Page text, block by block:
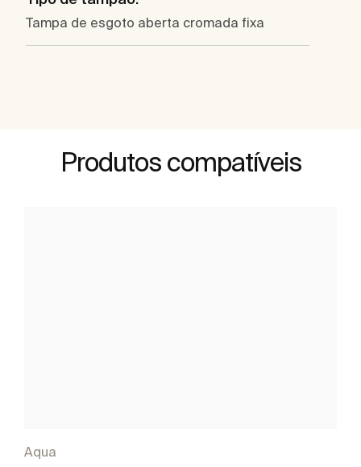
Tampa de esgoto aberta cromada fixa
Produtos compatíveis
Aqua